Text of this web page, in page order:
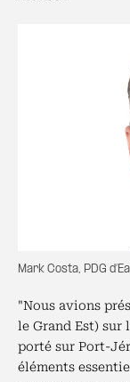
Mark Costa, PDG
"Nous avions
le Grand Est) sur
porté sur Port-
éléments